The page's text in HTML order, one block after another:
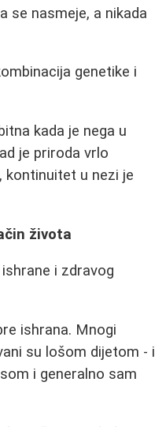
se nasmeje, a nikada
genetike i
kada je nega u
je priroda vrlo
kontinuitet u nezi je
života
i zdravog
ishrana. Mnogi
su lošom dijetom - i
i generalno sam